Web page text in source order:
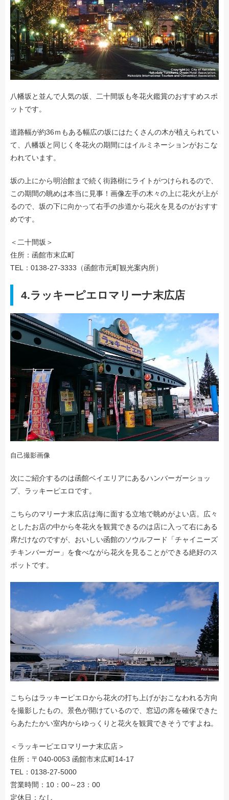
八幡坂と並んで人気の坂、二十間坂も冬花火鑑賞のおすすめスポ
ットです。
道路幅が約36ｍもある幅広の坂にはたくさんの木が植えられてい
て、八幡坂と同じく冬花火の期間にはイルミネーションがおこな
われています。
坂の上にから明治館まで続く街路樹にライトがつけられるので、
この期間の眺めは本当に見事！画像左手の木々の上に花火が上が
るので、坂の下に向かって右手の歩道から花火を見るのがおすす
めです。
＜二十間坂＞
住所：函館市末広町
TEL：0138-27-3333（函館市元町観光案内所）
4.ラッキーピエロマリーナ末広店
自己撮影画像
次にご紹介するのは函館ベイエリアにあるハンバーガーショッ
プ、ラッキーピエロです。
こちらのマリーナ末広店は海に面する立地で眺めがよい店。広々
としたお店の中から冬花火を観賞できるのは店に入って右にある
席だけなのですが、おいしい函館のソウルフード「チャイニーズ
チキンバーガー」を食べながら花火を見ることができる絶好のス
ポットです。
こちらはラッキーピエロから花火の打ち上げがおこなわれる方向
を撮影したもの。景色が開けているので、窓辺の席を確保できた
らあたたかい室内からゆっくりと花火を観賞できそうですよね。
＜ラッキーピエロマリーナ末広店＞
住所：〒040-0053 函館市末広町14-17
TEL：0138-27-5000
営業時間：10：00～23：00
定休日：なし